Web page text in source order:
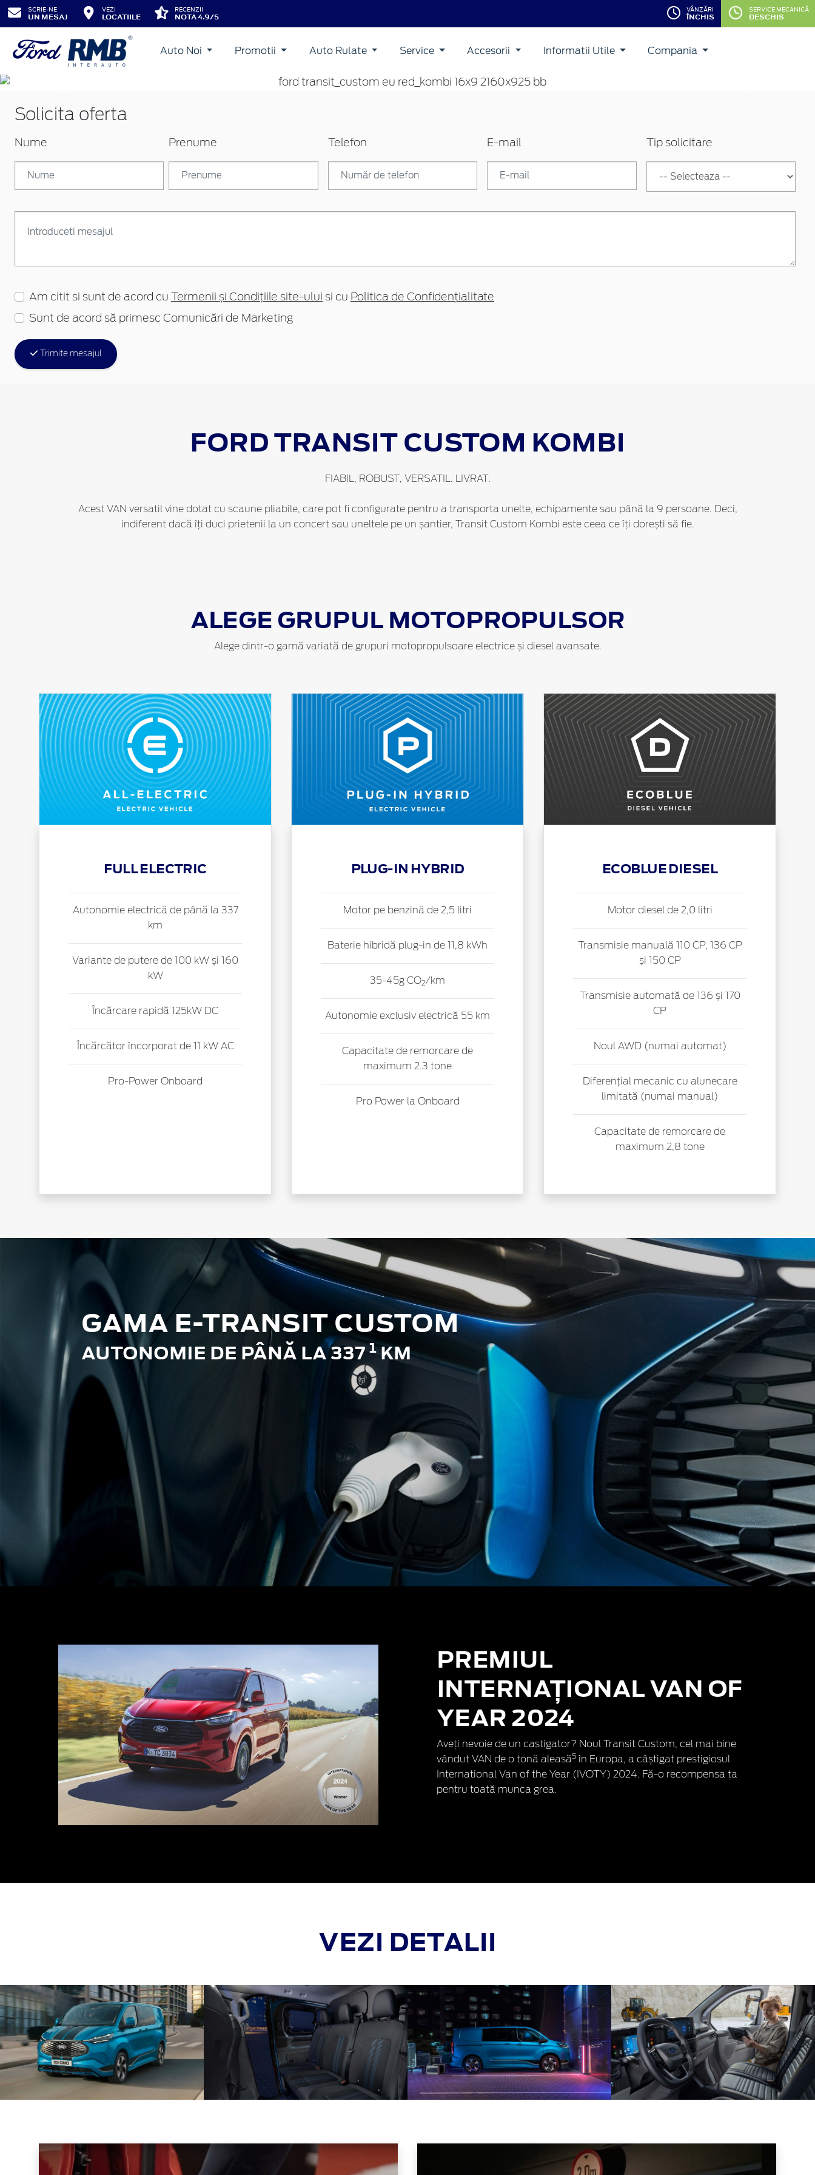
SCRIE-NE
UN MESAJ
VEZI
LOCATIILE
RECENZII
NOTA 4.9/5
VÂNZĂRI
ÎNCHIS
SERVICE MECANICĂ
DESCHIS
Auto Noi Promotii Auto Rulate Service Accesorii Informatii Utile Compania
Solicita oferta
Nume Prenume Telefon E-mail Tip solicitare
Am citit si sunt de acord cu Termenii și Condițiile site-ului si cu Politica de Confidențialitate
Sunt de acord să primesc Comunicări de Marketing
Trimite mesajul
FORD TRANSIT CUSTOM KOMBI
FIABIL, ROBUST, VERSATIL. LIVRAT.
Acest VAN versatil vine dotat cu scaune pliabile, care pot fi configurate pentru a transporta unelte, echipamente sau până la 9 persoane. Deci,
indiferent dacă îți duci prietenii la un concert sau uneltele pe un șantier, Transit Custom Kombi este ceea ce îți dorești să fie.
ALEGE GRUPUL MOTOPROPULSOR
Alege dintr-o gamă variată de grupuri motopropulsoare electrice și diesel avansate.
FULL ELECTRIC
Autonomie electrică de până la 337
km
Variante de putere de 100 kW și 160
kW
Încărcare rapidă 125kW DC
Încărcător încorporat de 11 kW AC
Pro-Power Onboard
PLUG-IN HYBRID
Motor pe benzină de 2,5 litri
Baterie hibridă plug-in de 11,8 kWh
35-45g CO2/km
Autonomie exclusiv electrică 55 km
Capacitate de remorcare de
maximum 2.3 tone
Pro Power la Onboard
ECOBLUE DIESEL
Motor diesel de 2,0 litri
Transmisie manuală 110 CP, 136 CP
și 150 CP
Transmisie automată de 136 și 170
CP
Noul AWD (numai automat)
Diferențial mecanic cu alunecare
limitată (numai manual)
Capacitate de remorcare de
maximum 2,8 tone
GAMA E-TRANSIT CUSTOM
AUTONOMIE DE PÂNĂ LA 3371KM
PREMIUL
INTERNAȚIONAL VAN OF
YEAR 2024
Aveți nevoie de un castigator? Noul Transit Custom, cel mai bine
vândut VAN de o tonă aleasă5în Europa, a câștigat prestigiosul
International Van of the Year (IVOTY) 2024. Fă-o recompensa ta
pentru toată munca grea.
VEZI DETALII